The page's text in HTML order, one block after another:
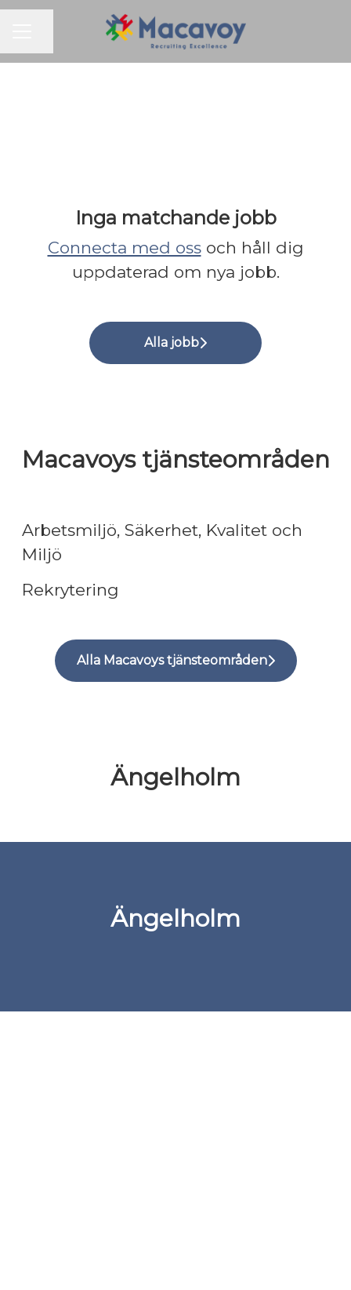
KARRIÄRMENY
Inga matchande jobb
Connecta med ossoch håll dig
uppdaterad om nya jobb.
Alla jobb
Macavoys tjänsteområden
Macavoy – Arbetsmiljö och
kvalitetssäkring
Arbetsmiljö, Säkerhet, Kvalitet och
Miljö
executive recruitment
Rekrytering
Macavoy – Tjänster inom
Alla Macavoys tjänsteområden
Ängelholm
Ängelholm